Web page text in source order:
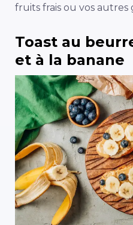
fruits frais ou vos
Toast au
et à la banane